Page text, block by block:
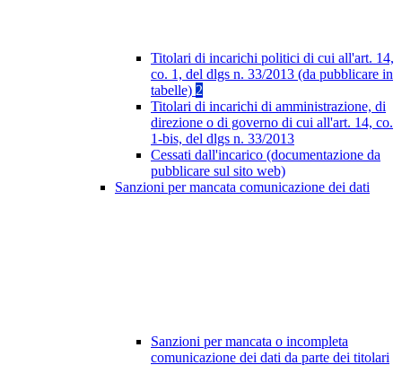
Titolari di incarichi politici di cui all'art. 14,
co. 1, del dlgs n. 33/2013 (da pubblicare in
tabelle) 2
Titolari di incarichi di amministrazione, di
direzione o di governo di cui all'art. 14, co.
1-bis, del dlgs n. 33/2013
Cessati dall'incarico (documentazione da
pubblicare sul sito web)
Sanzioni per mancata comunicazione dei dati
Sanzioni per mancata o incompleta
comunicazione dei dati da parte dei titolari